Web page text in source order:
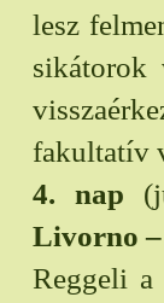
lesz
sikátorok
fakultatív
4. nap
Livorno
Reggeli a